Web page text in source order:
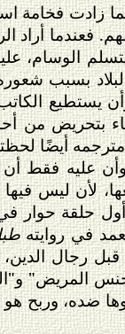
فخامة
فعندما أراد
الوسام،
بسبب
يستطيع
بتحريض من
أيضًا
عليه فقط
لأن ليس فيها
حلقة حوار
في روايته
رجال
المريض"
ضده، وربح